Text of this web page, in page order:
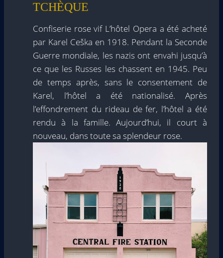
TCHÈQUE
Confiserie rose vif L’hôtel Opera a été acheté
par Karel Ceška en 1918. Pendant la Seconde
Guerre mondiale, les nazis ont envahi jusqu’à
ce que les Russes les chassent en 1945. Peu
de temps après, sans le consentement de
Karel, l’hôtel a été nationalisé. Après
l’effondrement du rideau de fer, l’hôtel a été
rendu à la famille. Aujourd’hui, il court à
nouveau, dans toute sa splendeur rose.